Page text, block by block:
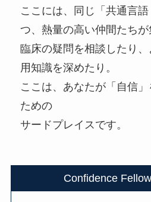
ここには、同じ「共通言
つ、熱量の高い仲間たちが
臨床の疑問を相談したり
用知識を深めたり。
ここは、あなたが「自信
ための
サードプレイスです。
Confidence